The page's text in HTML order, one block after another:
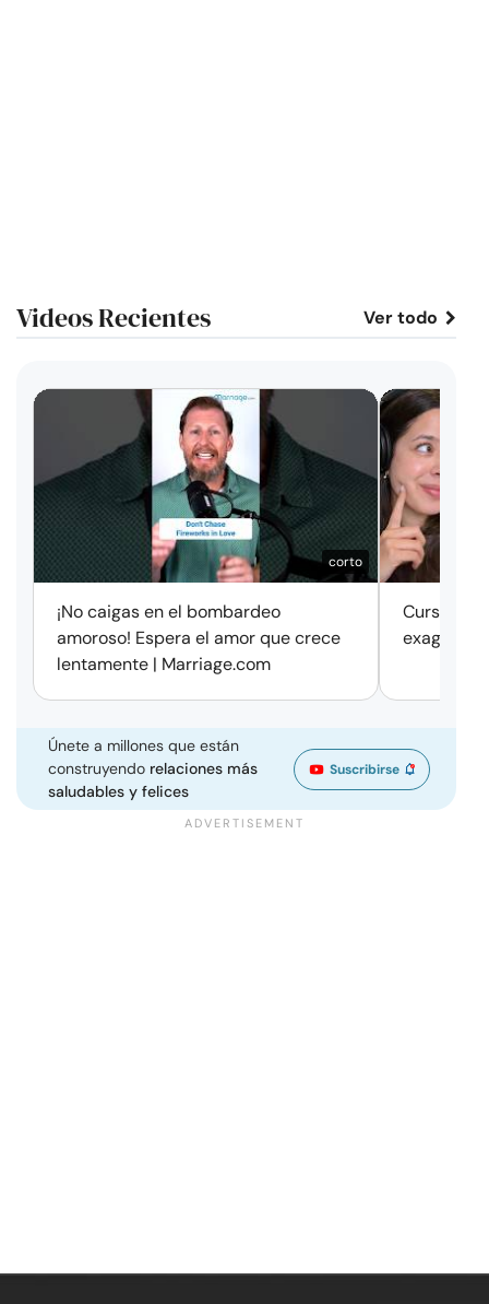
Videos Recientes Ver todo
corto
¡No caigas en el bombardeo
amoroso! Espera el amor que crece
lentamente | Marriage.com
Cursos
Únete a millones que están
construyendo relaciones más
saludables y felices
Suscribirse